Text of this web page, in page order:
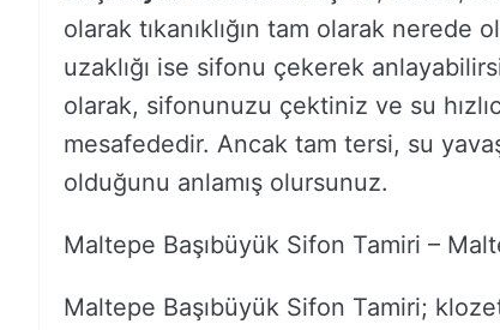
olarak tıkanıklığın tam olarak nerede
uzaklığı ise sifonu çekerek
olarak, sifonunuzu çektiniz ve su
mesafededir. Ancak tam tersi, su
olduğunu anlamış olursunuz.
Maltepe Başıbüyük Sifon Tamiri –
Maltepe Başıbüyük Sifon Tamiri;